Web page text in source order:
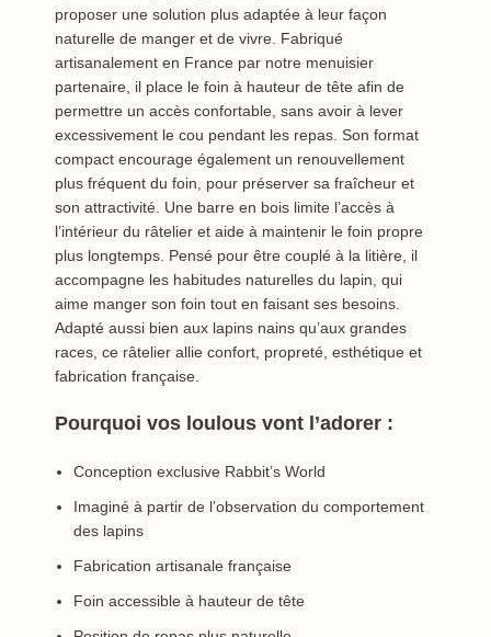
proposer une solution plus adaptée à leur façon
naturelle de manger et de vivre. Fabriqué
artisanalement en France par notre menuisier
partenaire, il place le foin à hauteur de tête afin de
permettre un accès confortable, sans avoir à lever
excessivement le cou pendant les repas. Son format
compact encourage également un renouvellement
plus fréquent du foin, pour préserver sa fraîcheur et
son attractivité. Une barre en bois limite l’accès à
l’intérieur du râtelier et aide à maintenir le foin propre
plus longtemps. Pensé pour être couplé à la litière, il
accompagne les habitudes naturelles du lapin, qui
aime manger son foin tout en faisant ses besoins.
Adapté aussi bien aux lapins nains qu’aux grandes
races, ce râtelier allie confort, propreté, esthétique et
fabrication française.
Pourquoi vos loulous vont l’adorer :
Conception exclusive Rabbit’s World
Imaginé à partir de l’observation du comportement
des lapins
Fabrication artisanale française
Foin accessible à hauteur de tête